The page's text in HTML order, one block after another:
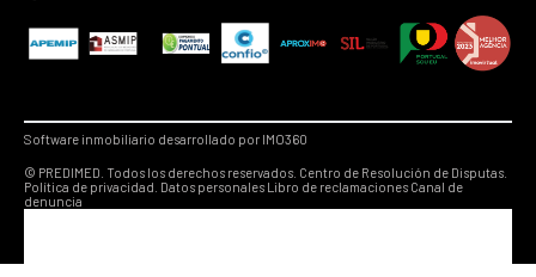
Software inmobiliario desarrollado por IMO360
© PREDIMED. Todos los derechos reservados. Centro de Resolución de Disputas.
Política de privacidad. Datos personalesLibro de reclamaciones Canal de
denuncia